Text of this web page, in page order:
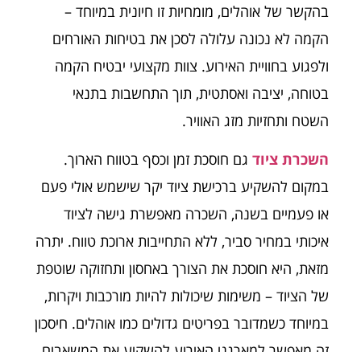
בהקשר של אוהלים, מומחיות זו חיונית במיוחד –
הקמה לא נכונה עלולה לסכן את בטיחות האורחים
ולפגוע בחוויית האירוע. צוות מקצועי יבטיח הקמה
בטוחה, יציבה ואסתטית, תוך התחשבות בתנאי
השטח ותחזיות מזג האוויר.
השכרת ציוד גם חוסכת זמן וכסף בטווח הארוך.
במקום להשקיע ברכישת ציוד יקר שישמש אולי פעם
או פעמיים בשנה, השכרה מאפשרת גישה לציוד
איכותי במחיר סביר, ללא התחייבות ארוכת טווח. יתרה
מזאת, היא חוסכת את הצורך באחסון ותחזוקה שוטפת
של הציוד – משימות שיכולות להיות מורכבות ויקרות,
במיוחד כשמדובר בפריטים גדולים כמו אוהלים. חיסכון